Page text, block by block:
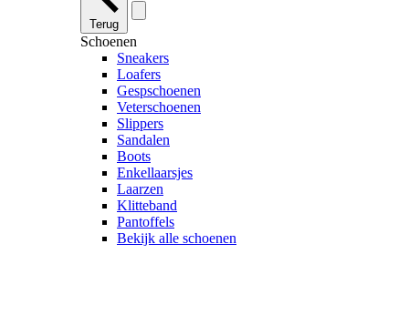
Terug
Schoenen
Sneakers
Loafers
Gespschoenen
Veterschoenen
Slippers
Sandalen
Boots
Enkellaarsjes
Laarzen
Klitteband
Pantoffels
Bekijk alle schoenen